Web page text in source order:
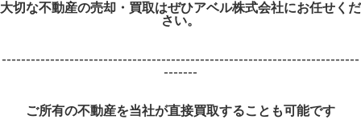
大切な不動産の売却・買取はぜひアベル株式会社にお任せくだ
さい。
--------------------------------------------------------------------------
-------
ご所有の不動産を当社が直接買取することも可能です